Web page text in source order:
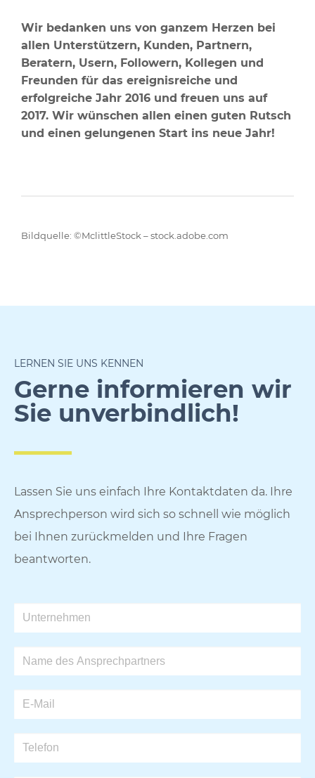
Wir bedanken uns von ganzem Herzen bei
allen Unterstützern, Kunden, Partnern,
Beratern, Usern, Followern, Kollegen und
Freunden für das ereignisreiche und
erfolgreiche Jahr 2016 und freuen uns auf
2017. Wir wünschen allen einen guten Rutsch
und einen gelungenen Start ins neue Jahr!
Bildquelle: ©MclittleStock – stock.adobe.com
LERNEN SIE UNS KENNEN
Gerne informieren wir
Sie unverbindlich!
Lassen Sie uns einfach Ihre Kontaktdaten da. Ihre
Ansprechperson wird sich so schnell wie möglich
bei Ihnen zurückmelden und Ihre Fragen
beantworten.